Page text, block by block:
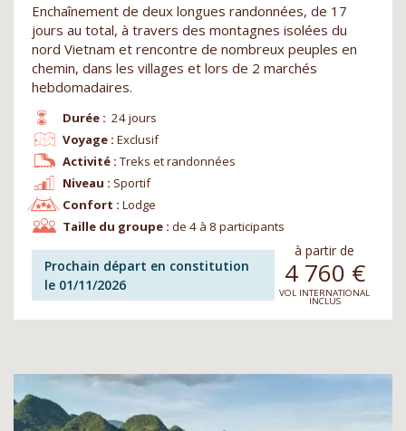
Enchaînement de deux longues randonnées, de 17
jours au total, à travers des montagnes isolées du
nord Vietnam et rencontre de nombreux peuples en
chemin, dans les villages et lors de 2 marchés
hebdomadaires.
Durée : 24 jours
Niveau : Sportif
Voyage : Exclusif
Confort : Lodge
Activité : Treks et randonnées
Taille du groupe : de 4 à 8 participants
Prochain départ en constitution
le 01/11/2026
à partir de
4 760 €
VOL INTERNATIONAL
INCLUS